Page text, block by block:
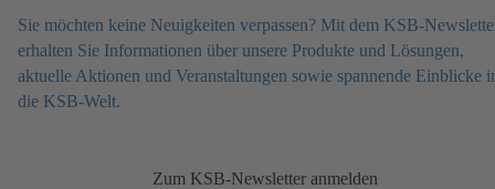
Sie möchten keine Neuigkeiten verpassen? Mit dem KSB-
erhalten Sie Informationen über unsere Produkte und Lösungen,
aktuelle Aktionen und Veranstaltungen sowie spannende Einblicke
die KSB-Welt.
Zum KSB-Newsletter anmelden